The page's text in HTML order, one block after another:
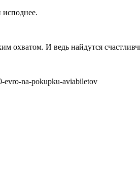
охватом. И ведь найдутся
evro-na-pokupku-aviabiletov